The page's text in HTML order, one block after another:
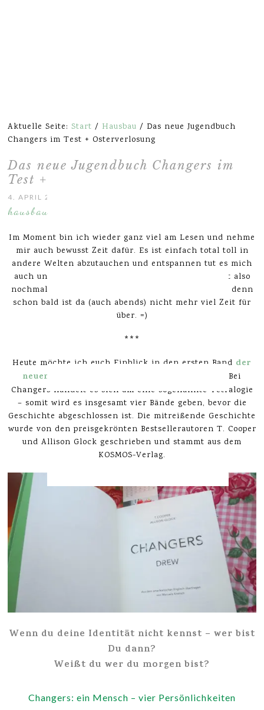
Aktuelle Seite:Start / Hausbau / Das neue Jugendbuch
Changers im Test + Osterverlosung
Das neue Jugendbuch Changers im
Test + Osterverlosung
4. APRIL 2015
hausbau
Im Moment bin ich wieder ganz viel am Lesen und nehme
mir auch bewusst Zeit dafür. Es ist einfach total toll in
andere Welten abzutauchen und entspannen tut es mich
auch ungemein. Jetzt im Mutterschutz wird die Zeit also
nochmal intensiv für ein paar tolle Bücher genutzt, denn
schon bald ist da (auch abends) nicht mehr viel Zeit für
über. =)
***
Heute möchte ich euch Einblick in den ersten Band der
neuen Jugendbuch-Reihe Changers
gewähren. Bei
Changers handelt es sich um eine sogenannte Tetralogie
– somit wird es insgesamt vier Bände geben, bevor die
Geschichte abgeschlossen ist. Die mitreißende Geschichte
wurde von den preisgekrönten Bestsellerautoren T. Cooper
und Allison Glock geschrieben und stammt aus dem
KOSMOS-Verlag.
Wenn du deine Identität nicht kennst – wer bist
Du dann?
Weißt du wer du morgen bist?
Changers: ein Mensch – vier Persönlichkeiten